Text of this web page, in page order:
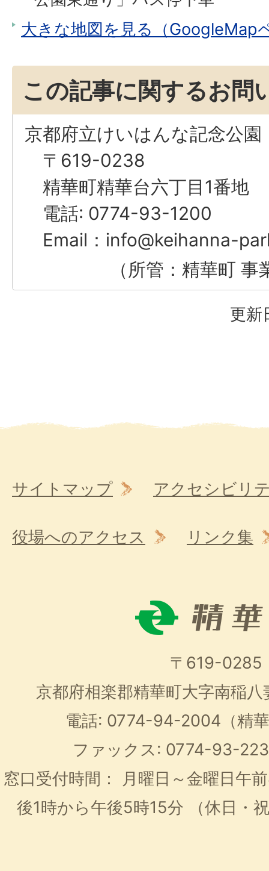
大きな地図を見る（GoogleMap
この記事に関するお問
京都府立けいはんな記念公
〒619-0238
精華町精華台六丁目1番地
電話: 0774-93-1200
Email： info@keihanna-
（所管：精華町
更新
サイトマップ アクセシビリ
役場へのアクセス リンク集
〒619-0285
京都府相楽郡精華町大字南稲
電話: 0774-94-2004（精
ファックス: 0774-93-
窓口受付時間：
月曜日～金曜日午
後1時から午後5時15分
（休日・